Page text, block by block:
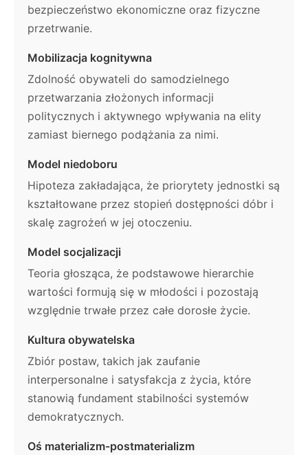
bezpieczeństwo ekonomiczne oraz fizyczne
przetrwanie.
Mobilizacja kognitywna
Zdolność obywateli do samodzielnego
przetwarzania złożonych informacji
politycznych i aktywnego wpływania na elity
zamiast biernego podążania za nimi.
Model niedoboru
Hipoteza zakładająca, że priorytety jednostki są
kształtowane przez stopień dostępności dóbr i
skalę zagrożeń w jej otoczeniu.
Model socjalizacji
Teoria głosząca, że podstawowe hierarchie
wartości formują się w młodości i pozostają
względnie trwałe przez całe dorosłe życie.
Kultura obywatelska
Zbiór postaw, takich jak zaufanie
interpersonalne i satysfakcja z życia, które
stanowią fundament stabilności systemów
demokratycznych.
Oś materializm-postmaterializm